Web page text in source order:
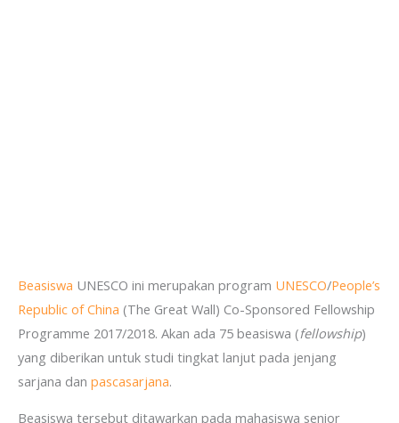
Beasiswa UNESCO ini merupakan program UNESCO/People’s
Republic of China (The Great Wall) Co-Sponsored Fellowship
Programme 2017/2018. Akan ada 75 beasiswa (fellowship)
yang diberikan untuk studi tingkat lanjut pada jenjang
sarjana dan pascasarjana.
Beasiswa tersebut ditawarkan pada mahasiswa senior